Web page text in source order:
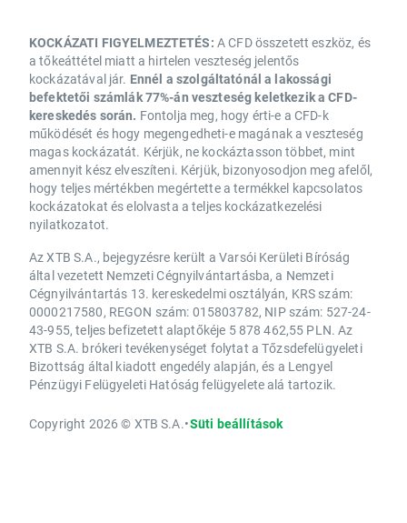
KOCKÁZATI FIGYELMEZTETÉS: A CFD összetett eszköz, és
a tőkeáttétel miatt a hirtelen veszteség jelentős
kockázatával jár. Ennél a szolgáltatónál a lakossági
befektetői számlák 77%-án veszteség keletkezik a CFD-
kereskedés során. Fontolja meg, hogy érti-e a CFD-k
működését és hogy megengedheti-e magának a veszteség
magas kockázatát. Kérjük, ne kockáztasson többet, mint
amennyit kész elveszíteni. Kérjük, bizonyosodjon meg afelől,
hogy teljes mértékben megértette a termékkel kapcsolatos
kockázatokat és elolvasta a teljes kockázatkezelési
nyilatkozatot.
Az XTB S.A., bejegyzésre került a Varsói Kerületi Bíróság
által vezetett Nemzeti Cégnyilvántartásba, a Nemzeti
Cégnyilvántartás 13. kereskedelmi osztályán, KRS szám:
0000217580, REGON szám: 015803782, NIP szám: 527-24-
43-955, teljes befizetett alaptőkéje 5 878 462,55 PLN. Az
XTB S.A. brókeri tevékenységet folytat a Tőzsdefelügyeleti
Bizottság által kiadott engedély alapján, és a Lengyel
Pénzügyi Felügyeleti Hatóság felügyelete alá tartozik.
Copyright 2026 © XTB S.A.•Süti beállítások